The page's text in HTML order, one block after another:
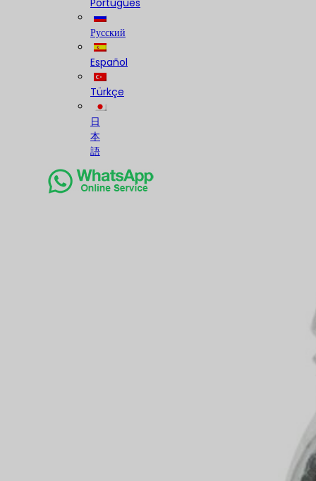
Português
Русский
Español
Türkçe
日
本
語